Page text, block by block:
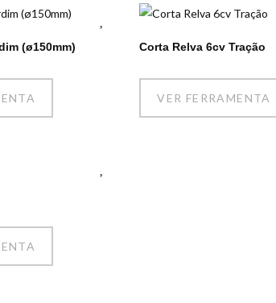
(ø150mm) Corta Relva 6cv Tração
VER FERRAMENTA